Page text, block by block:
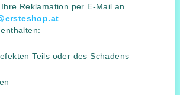
Reklamation per E-Mail an
Teils oder des Schadens